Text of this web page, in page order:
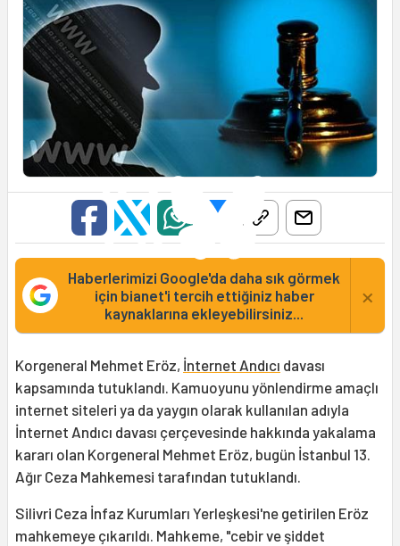
Haberlerimizi Google'da daha sık görmek
için bianet'i tercih ettiğiniz haber
kaynaklarına ekleyebilirsiniz...
×
Korgeneral Mehmet Eröz, İnternet Andıcı davası
kapsamında tutuklandı. Kamuoyunu yönlendirme amaçlı
internet siteleri ya da yaygın olarak kullanılan adıyla
İnternet Andıcı davası çerçevesinde hakkında yakalama
kararı olan Korgeneral Mehmet Eröz, bugün İstanbul 13.
Ağır Ceza Mahkemesi tarafından tutuklandı.
Silivri Ceza İnfaz Kurumları Yerleşkesi'ne getirilen Eröz
mahkemeye çıkarıldı. Mahkeme, "cebir ve şiddet